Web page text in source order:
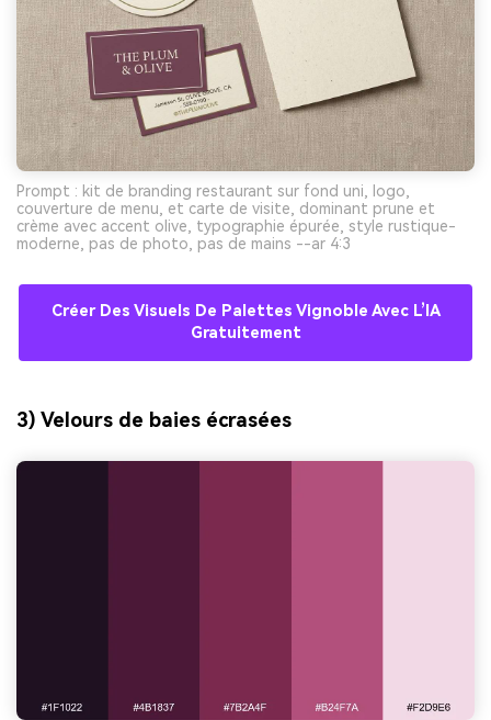
Prompt : kit de branding restaurant sur fond uni, logo,
couverture de menu, et carte de visite, dominant prune et
crème avec accent olive, typographie épurée, style rustique-
moderne, pas de photo, pas de mains --ar 4:3
Créer Des Visuels De Palettes Vignoble Avec L’IA
Gratuitement
3) Velours de baies écrasées